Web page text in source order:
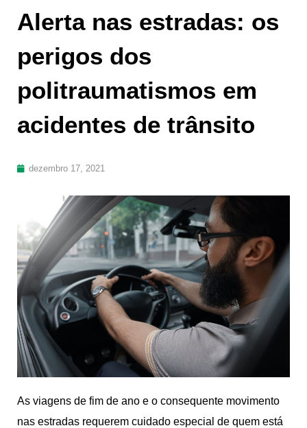
Alerta nas estradas: os
perigos dos
politraumatismos em
acidentes de trânsito
dezembro 17, 2021
As viagens de fim de ano e o consequente movimento
nas estradas requerem cuidado especial de quem está